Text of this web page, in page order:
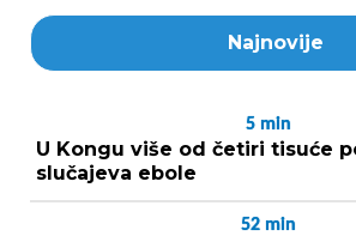
Najnovije
5 min
U Kongu više od četiri tisuće
slučajeva ebole
52 min